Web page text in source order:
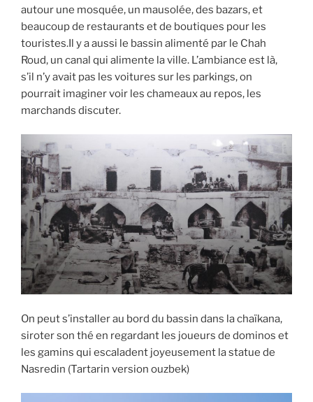
autour une mosquée, un mausolée, des bazars, et
beaucoup de restaurants et de boutiques pour les
touristes.Il y a aussi le bassin alimenté par le Chah
Roud, un canal qui alimente la ville. L’ambiance est là,
s’il n’y avait pas les voitures sur les parkings, on
pourrait imaginer voir les chameaux au repos, les
marchands discuter.
On peut s’installer au bord du bassin dans la chaïkana,
siroter son thé en regardant les joueurs de dominos et
les gamins qui escaladent joyeusement la statue de
Nasredin (Tartarin version ouzbek)